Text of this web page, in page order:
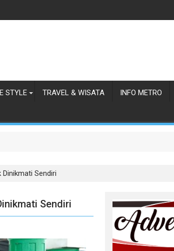
STYLE TRAVEL & WISATA INFO METRO
di Apartemen Medan
Sendiri
Sendiri